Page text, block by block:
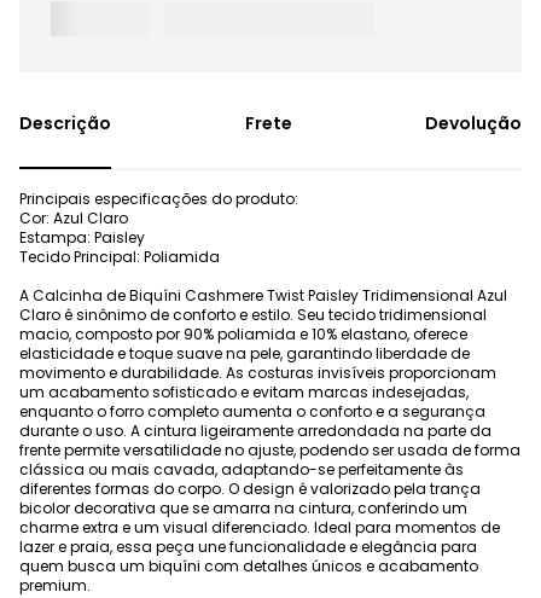
Frete Devolução
Principais especificações do produto:
Cor: Azul Claro
Estampa: Paisley
Tecido Principal: Poliamida
A Calcinha de Biquíni Cashmere Twist Paisley Tridimensional Azul
Claro é sinônimo de conforto e estilo. Seu tecido tridimensional
macio, composto por 90% poliamida e 10% elastano, oferece
elasticidade e toque suave na pele, garantindo liberdade de
movimento e durabilidade. As costuras invisíveis proporcionam
um acabamento sofisticado e evitam marcas indesejadas,
enquanto o forro completo aumenta o conforto e a segurança
durante o uso. A cintura ligeiramente arredondada na parte da
frente permite versatilidade no ajuste, podendo ser usada de forma
clássica ou mais cavada, adaptando-se perfeitamente às
diferentes formas do corpo. O design é valorizado pela trança
bicolor decorativa que se amarra na cintura, conferindo um
charme extra e um visual diferenciado. Ideal para momentos de
lazer e praia, essa peça une funcionalidade e elegância para
quem busca um biquíni com detalhes únicos e acabamento
premium.